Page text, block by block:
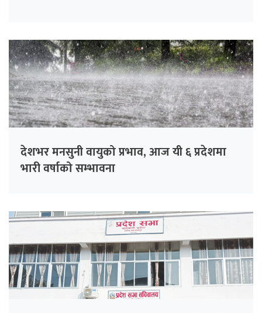
देशभर मनसुनी वायुको प्रभाव, आज यी ६ प्रदेशमा
भारी वर्षाको सम्भावना